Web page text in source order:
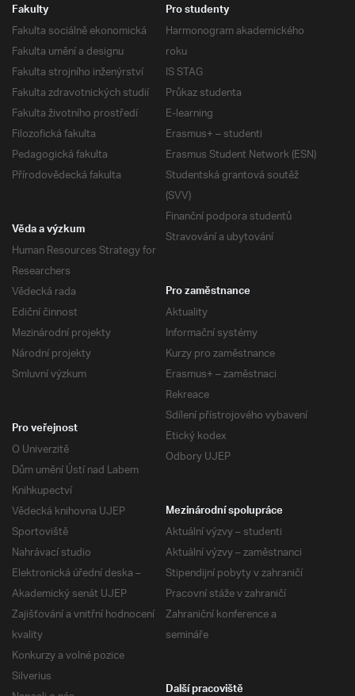
Fakulty
Fakulta sociálně ekonomická
Fakulta umění a designu
Fakulta strojního inženýrství
Fakulta zdravotnických studií
Fakulta životního prostředí
Filozofická fakulta
Pedagogická fakulta
Přírodovědecká fakulta
Pro studenty
Harmonogram akademického
roku
IS STAG
Průkaz studenta
E-learning
Erasmus+ – studenti
Erasmus Student Network (ESN)
Studentská grantová soutěž
(SVV)
Finanční podpora studentů
Stravování a ubytování
Věda a výzkum
Human Resources Strategy for
Researchers
Vědecká rada
Ediční činnost
Mezinárodní projekty
Národní projekty
Smluvní výzkum
Pro zaměstnance
Aktuality
Informační systémy
Kurzy pro zaměstnance
Erasmus+ – zaměstnaci
Rekreace
Sdílení přístrojového vybavení
Etický kodex
Odbory UJEP
Pro veřejnost
O Univerzitě
Dům umění Ústí nad Labem
Knihkupectví
Vědecká knihovna UJEP
Sportoviště
Nahrávací studio
Elektronická úřední deska –
Akademický senát UJEP
Zajišťování a vnitřní hodnocení
kvality
Konkurzy a volné pozice
Silverius
Mezinárodní spolupráce
Aktuální výzvy – studenti
Aktuální výzvy – zaměstnanci
Stipendijní pobyty v zahraničí
Pracovní stáže v zahraničí
Zahraniční konference a
semináře
Další pracoviště